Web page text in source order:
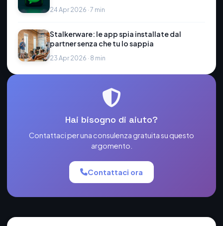
24 Apr 2026 · 7 min
Stalkerware: le app spia installate dal
partner senza che tu lo sappia
23 Apr 2026 · 8 min
Hai bisogno di aiuto?
Contattaci per una consulenza gratuita su questo
argomento.
Contattaci ora